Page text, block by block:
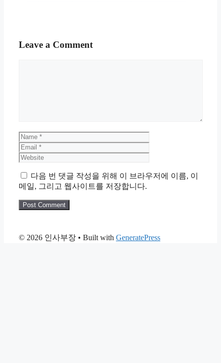
Leave a Comment
Name
다음 번 댓글 작성을 위해 이 브라우저에 이름, 이
메일, 그리고 웹사이트를 저장합니다.
© 2026 인사부장 • Built with GeneratePress